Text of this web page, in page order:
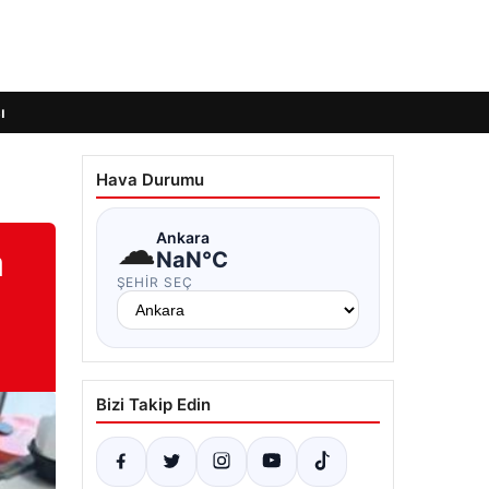
Hava Durumu
☁Ankara
NaN°C
ŞEHIR SEÇ
Bizi Takip Edin